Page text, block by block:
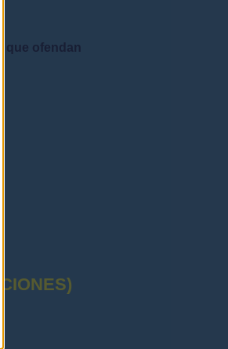
que ofendan